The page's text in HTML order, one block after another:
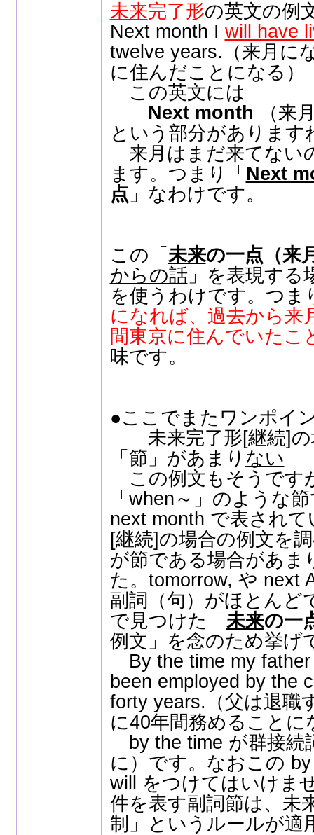
未来完了形の英文の例
Next month I will have
twelve years.（来月に
に住んだことになる）
この英文には
Next month （来
という部分があります
来月はまだ来てない
ます。つまり「 Next
点 」なわけです。
この「 未来の一点（来
からの話」を表現する
を使うわけです。つま
になれば、過去から来
間東京に住んでいたこ
味です。
●ここでまたワンポイ
未来完了形[継続]の
「節」があまり ない
この例文もそうです
「when～」のような
next month で表され
[継続]の場合の例文を
が節である場合があま
た。tomorrow, や next
副詞（句）がほとんど
で見つけた「 未来の一
例文」を念のため挙げ
By the time my
been employed by the
forty years.（父は退職
に40年間務めることに
by the time が群接続
に）です。なおこの
will をつけてはいけま
件を表す副詞節は、未
制」というルールが適